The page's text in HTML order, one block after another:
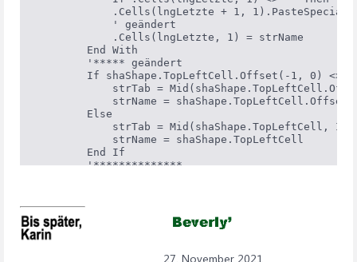
.Cells(lngLetzte + 1, 1).PasteSpecial
            ' geändert
            .Cells(lngLetzte, 1) = strName
        End With
        '***** geändert
If shaShape.TopLeftCell.Offset(-1, 0) <>
strTab =
strName =
        Else
strTab = Mid(shaShape.TopLeftCell,
            strName = shaShape.TopLeftCell
        End If
        '**************
lngLetzte = .Cells(Rows.Count,
If .Cells(lngLetzte, 1) <> "" Then
.Cells(lngLetzte + 1, 1).PasteSpecial
            ' geändert
            .Cells(lngLetzte, 1) = strName
27. November 2021